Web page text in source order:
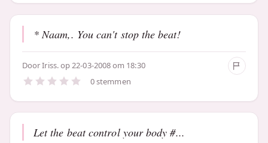
* Naam,. You can't stop the beat!
DoorIriss.op 22-03-2008 om 18:30
0 stemmen
Let the beat control your body #...